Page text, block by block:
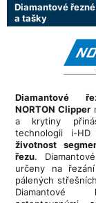
Diamantové
a tašky
Diamantové
NORTON Clipper
a krytiny
technologii i-HD
životnost
řezu.
určeny na
pálených